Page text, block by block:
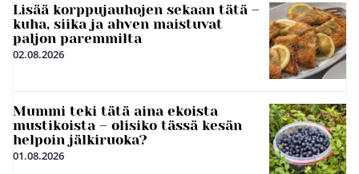
Lisää korppujauhojen sekaan tätä –
kuha, siika ja ahven maistuvat
paljon paremmilta
02.08.2026
Mummi teki tätä aina ekoista
mustikoista – olisiko tässä kesän
helpoin jälkiruoka?
01.08.2026